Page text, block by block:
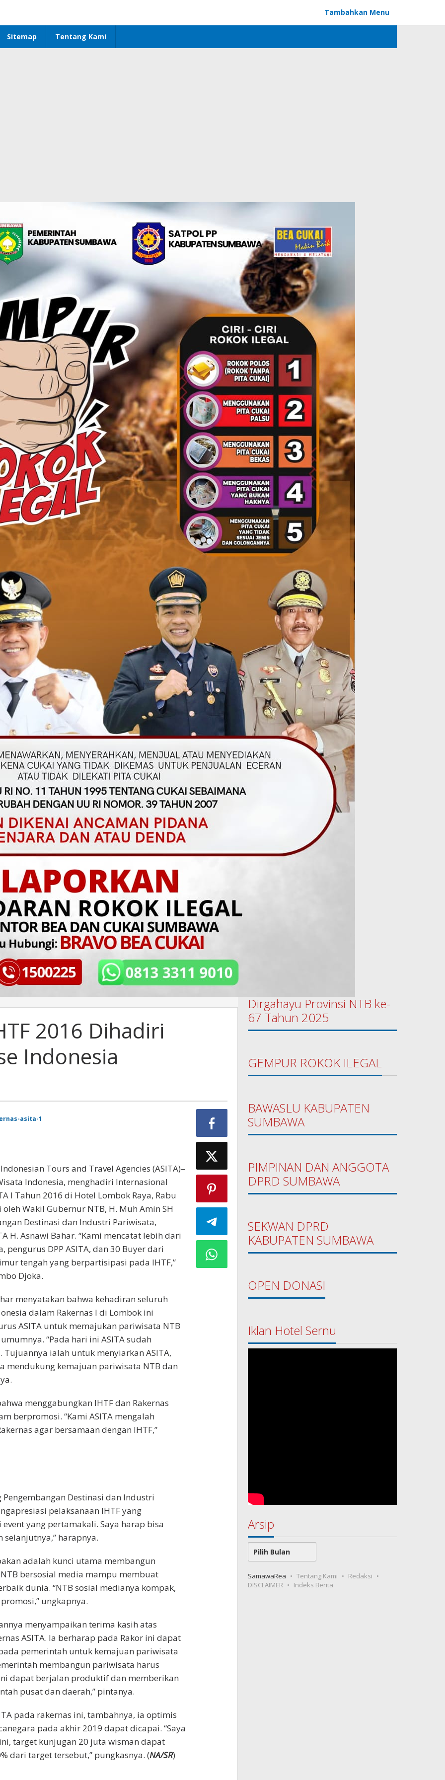
Tambahkan Menu
Sitemap Tentang Kami
2016 Dihadiri
Indonesia
Tours and Travel Agencies (ASITA)–
Indonesia, menghadiri Internasional
I Tahun 2016 di Hotel Lombok Raya, Rabu
Wakil Gubernur NTB, H. Muh Amin SH
Destinasi dan Industri Pariwisata,
H. Asnawi Bahar. “Kami mencatat lebih dari
pengurus DPP ASITA, dan 30 Buyer dari
tengah yang berpartisipasi pada IHTF,”
Djoka.
menyatakan bahwa kehadiran seluruh
dalam Rakernas I di Lombok ini
ASITA untuk memajukan pariwisata NTB
“Pada hari ini ASITA sudah
ialah untuk menyiarkan ASITA,
mendukung kemajuan pariwisata NTB dan
menggabungkan IHTF dan Rakernas
berpromosi. “Kami ASITA mengalah
agar bersamaan dengan IHTF,”
Pengembangan Destinasi dan Industri
pelaksanaan IHTF yang
yang pertamakali. Saya harap bisa
harapnya.
adalah kunci utama membangun
bersosial media mampu membuat
dunia. “NTB sosial medianya kompak,
ungkapnya.
menyampaikan terima kasih atas
ASITA. Ia berharap pada Rakor ini dapat
pemerintah untuk kemajuan pariwisata
membangun pariwisata harus
dapat berjalan produktif dan memberikan
pusat dan daerah,” pintanya.
pada rakernas ini, tambahnya, ia optimis
pada akhir 2019 dapat dicapai. “Saya
target kunjugan 20 juta wisman dapat
dari target tersebut,” pungkasnya. (NA/SR)
Dirgahayu Provinsi NTB ke-
67 Tahun 2025
GEMPUR ROKOK ILEGAL
BAWASLU KABUPATEN
SUMBAWA
PIMPINAN DAN ANGGOTA
DPRD SUMBAWA
SEKWAN DPRD
KABUPATEN SUMBAWA
OPEN DONASI
Iklan Hotel Sernu
Arsip
Arsip
SamawaRea Tentang Kami
Redaksi
DISCLAIMER
Indeks Berita